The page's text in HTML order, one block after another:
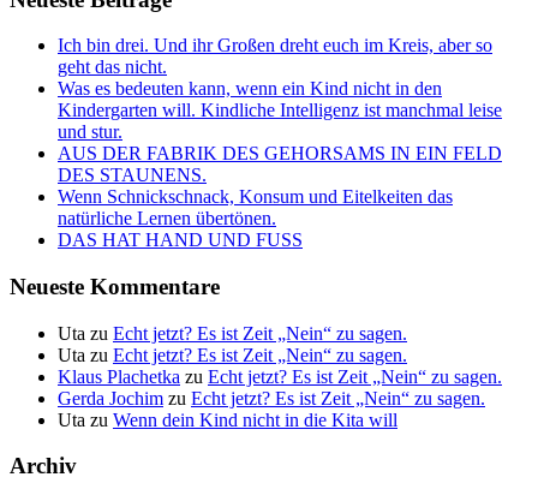
Ich bin drei. Und ihr Großen dreht euch im Kreis, aber so
geht das nicht.
Was es bedeuten kann, wenn ein Kind nicht in den
Kindergarten will. Kindliche Intelligenz ist manchmal leise
und stur.
AUS DER FABRIK DES GEHORSAMS IN EIN FELD
DES STAUNENS.
Wenn Schnickschnack, Konsum und Eitelkeiten das
natürliche Lernen übertönen.
DAS HAT HAND UND FUSS
Neueste Kommentare
Uta zu Echt jetzt? Es ist Zeit „Nein“ zu sagen.
Uta zu Echt jetzt? Es ist Zeit „Nein“ zu sagen.
Klaus Plachetka zu Echt jetzt? Es ist Zeit „Nein“ zu sagen.
Gerda Jochim zu Echt jetzt? Es ist Zeit „Nein“ zu sagen.
Uta zu Wenn dein Kind nicht in die Kita will
Archiv